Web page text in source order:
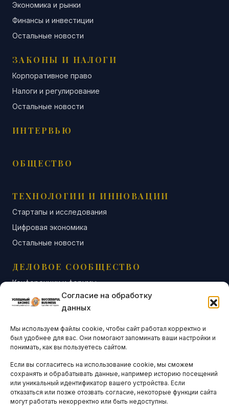
Согласие на обработку
данных
Мы используем файлы cookie, чтобы сайт работал корректно и
был удобнее для вас. Они помогают запоминать ваши настройки и
понимать, как вы пользуетесь сайтом.
Если вы согласитесь на использование cookie, мы сможем
сохранять и обрабатывать данные, например историю посещений
или уникальный идентификатор вашего устройства. Если
отказаться или позже отозвать согласие, некоторые функции сайта
могут работать некорректно или быть недоступны.
Экономика и рынки
Финансы и инвестиции
Остальные новости
ЗАКОНЫ И НАЛОГИ
Корпоративное право
Налоги и регулирование
Остальные новости
ИНТЕРВЬЮ
ОБЩЕСТВО
ТЕХНОЛОГИИ И ИННОВАЦИИ
Стартапы и исследования
Цифровая экономика
Остальные новости
ДЕЛОВОЕ СООБЩЕСТВО
Конференции и форумы
Бизнес-клубы и ассоциации
Остальные новости
АНАЛИТИКА И СТАТИСТИКА
ARTICLES IN ENGLISH
НАВИГАЦИЯ